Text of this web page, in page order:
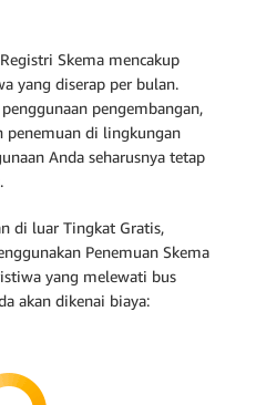
Skema mencakup
yang diserap per bulan.
pengembangan,
penemuan di lingkungan
Anda seharusnya tetap
di luar Tingkat Gratis,
Penemuan Skema
yang melewati bus
akan dikenai biaya: